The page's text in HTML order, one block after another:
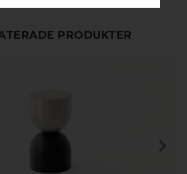
PRODUKTER
KÖP